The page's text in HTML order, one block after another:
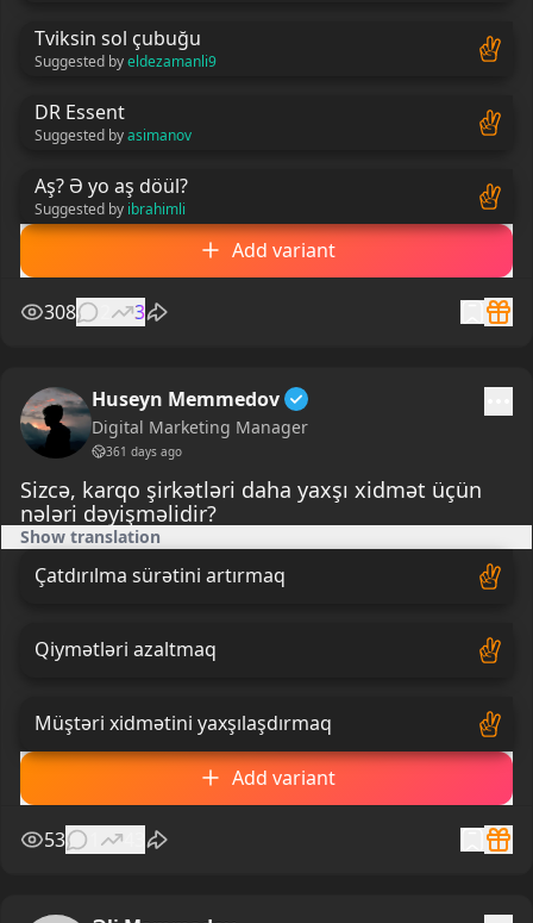
Tviksin sol çubuğu
Suggested byeldezamanli9
DR Essent
Suggested byasimanov
Aş? Ə yo aş döül?
Suggested by ibrahimli
Add variant
308 3
Huseyn Memmedov
Digital Marketing Manager
361 days ago
Sizcə, karqo şirkətləri daha yaxşı xidmət üçün
nələri dəyişməlidir?
Show translation
Çatdırılma sürətini artırmaq
Qiymətləri azaltmaq
Müştəri xidmətini yaxşılaşdırmaq
Add variant
53